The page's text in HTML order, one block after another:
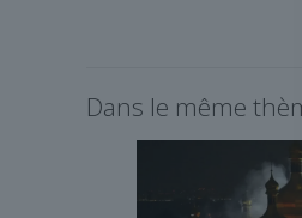
Dans le même